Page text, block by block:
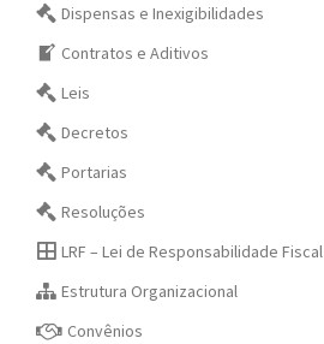
Dispensas e Inexigibilidades
Contratos e Aditivos
Leis
Decretos
Portarias
Resoluções
LRF – Lei de Responsabilidade Fiscal
Estrutura Organizacional
Convênios